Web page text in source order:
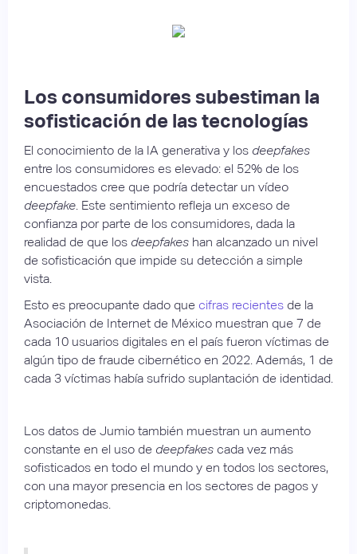
Los consumidores subestiman la
sofisticación de las tecnologías
El conocimiento de la IA generativa y los deepfakes
entre los consumidores es elevado: el 52% de los
encuestados cree que podría detectar un vídeo
deepfake . Este sentimiento refleja un exceso de
confianza por parte de los consumidores, dada la
realidad de que los deepfakes han alcanzado un nivel
de sofisticación que impide su detección a simple
vista.
Esto es preocupante dado que cifras recientes de la
Asociación de Internet de México muestran que 7 de
cada 10 usuarios digitales en el país fueron víctimas de
algún tipo de fraude cibernético en 2022. Además, 1 de
cada 3 víctimas había sufrido suplantación de identidad.
Los datos de Jumio también muestran un aumento
constante en el uso de deepfakes cada vez más
sofisticados en todo el mundo y en todos los sectores,
con una mayor presencia en los sectores de pagos y
criptomonedas.